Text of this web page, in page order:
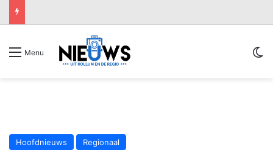
Menu
Hoofdnieuws Regionaal